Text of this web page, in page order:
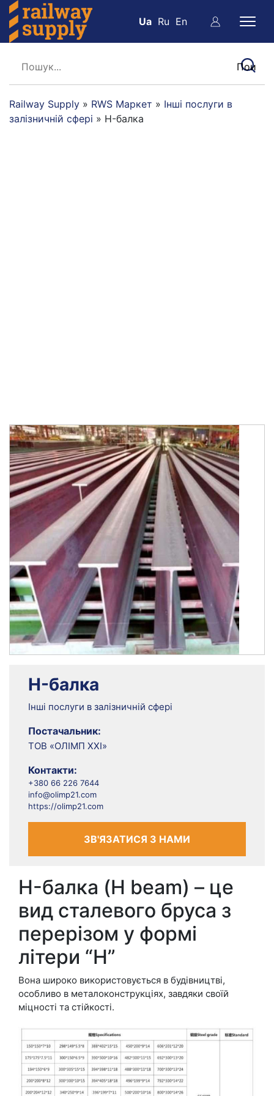
Ua Ru En
Railway Supply » RWS Маркет » Інші послуги в
залізничній сфері » H-балка
H-балка
Інші послуги в залізничній сфері
Постачальник:
ТОВ «ОЛІМП ХХІ»
Контакти:
+380 66 226 7644
info@olimp21.com
https://olimp21.com
ЗВ'ЯЗАТИСЯ З НАМИ
H-балка (H beam) – це
вид сталевого бруса з
перерізом у формі
літери “H”
Вона широко використовується в будівництві,
особливо в металоконструкціях, завдяки своїй
міцності та стійкості.